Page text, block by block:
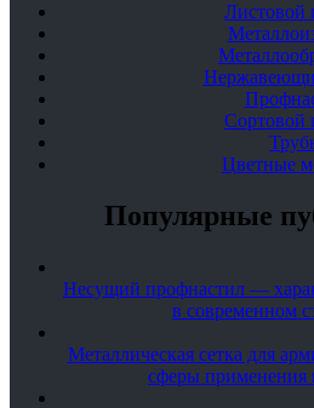
Листовой
Сортовой
Цветные
Популярные
Несущий профнастил —
в современном
Металлическая сетка для
сферы применения